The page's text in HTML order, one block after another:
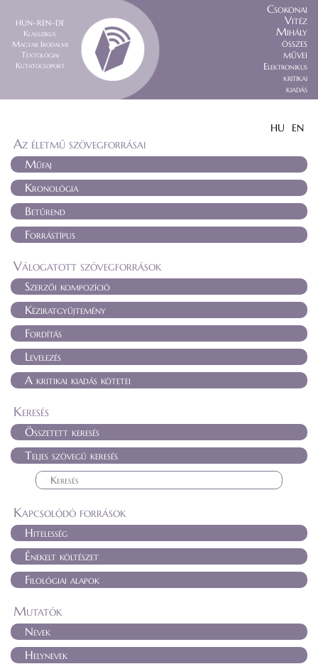
HUN–REN–DE
Klasszikus
Magyar Irodalmi
Textológiai
Kutatócsoport
Csokonai
Vitéz
Mihály
összes
művei
Elektronikus
kritikai
kiadás
HU EN
Az életmű szövegforrásai
Műfaj
Kronológia
Betűrend
Forrástípus
Válogatott szövegforrások
Szerzői kompozíció
Kéziratgyűjtemény
Fordítás
Levelezés
A kritikai kiadás kötetei
Keresés
Összetett keresés
Teljes szövegű keresés
Kapcsolódó források
Hitelesség
Énekelt költészet
Filológiai alapok
Mutatók
Nevek
Helynevek